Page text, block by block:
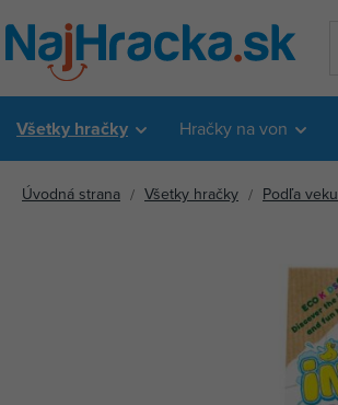
Všetky hračky Hračky na von
Úvodná strana Všetky hračky Podľa veku